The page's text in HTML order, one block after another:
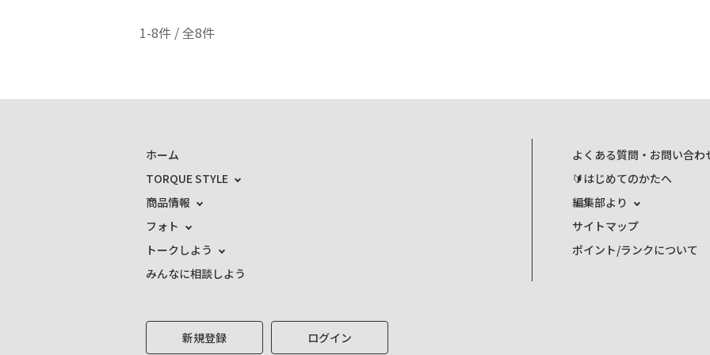
1-8件 / 全8件
ホーム
TORQUE STYLE
商品情報
フォト
トークしよう
みんなに相談しよう
よくある質問・お問い合わ
🔰はじめてのかたへ
編集部より
サイトマップ
ポイント/ランクについて
新規登録 ログイン